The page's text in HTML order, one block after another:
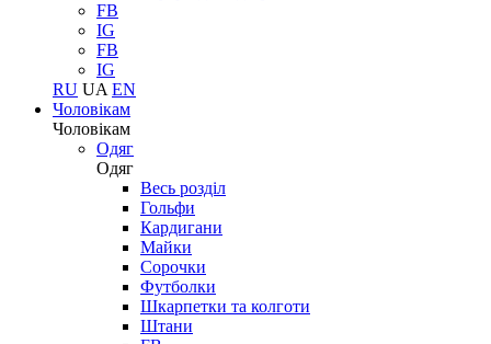
FB
IG
FB
IG
RU UA EN
Чоловікам
Чоловікам
Одяг
Одяг
Весь розділ
Гольфи
Кардигани
Майки
Сорочки
Футболки
Шкарпетки та колготи
Штани